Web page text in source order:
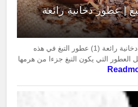
| عطور دخانية رائعة
أفضل عطور التبغ | عطور دخانية رائعة (1) عطور التبغ في هذه
العطور التي يكون التبغ جزءا من هرمها